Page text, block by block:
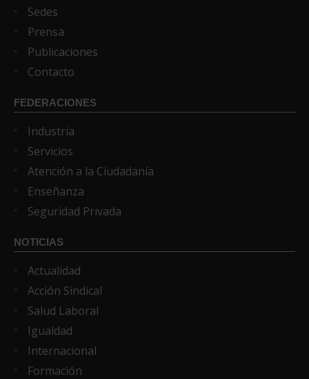
Sedes
Prensa
Publicaciones
Contacto
FEDERACIONES
Industria
Servicios
Atención a la Ciudadanía
Enseñanza
Seguridad Privada
NOTICIAS
Actualidad
Acción Sindical
Salud Laboral
Igualdad
Internacional
Formación